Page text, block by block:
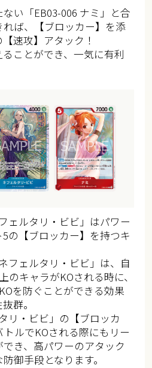
ない「EB03-006 ナミ」と合
ば、【ブロッカー】を添
速攻】アタック！
ことができ、一気に有利
ェルタリ・ビビ」はパワー
の【ブロッカー】を持つキ
フェルタリ・ビビ」は、自
のキャラがKOされる時に、
を防ぐことができる効果
群。
リ・ビビ」の【ブロッカ
ルでKOされる際にもリー
き、高パワーのアタック
御手段となります。